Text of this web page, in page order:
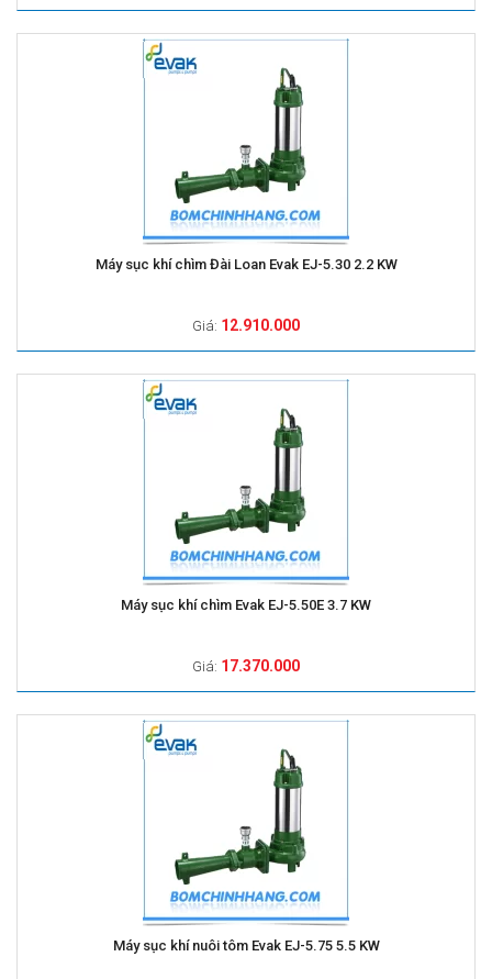
Máy sục khí chìm Đài Loan Evak EJ-5.30 2.2 KW
Giá: 12.910.000
Máy sục khí chìm Evak EJ-5.50E 3.7 KW
Giá: 17.370.000
Máy sục khí nuôi tôm Evak EJ-5.75 5.5 KW